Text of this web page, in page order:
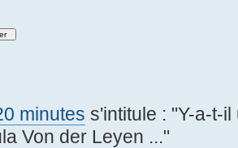
minutes s'intitule : "Y-a-t-
Von der Leyen ..."